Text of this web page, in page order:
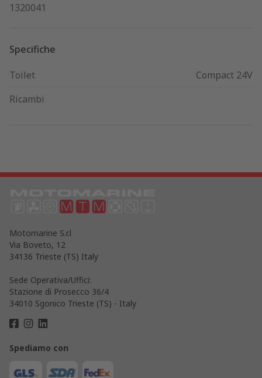
1320041
Specifiche
Toilet
Compact 24V
Ricambi
Motomarine S.r.l
Via Boveto, 12
34136 Trieste (TS) Italy
Sede Operativa/Uffici:
Stazione di Prosecco 36/4
34010 Sgonico Trieste (TS) - Italy
Spediamo con